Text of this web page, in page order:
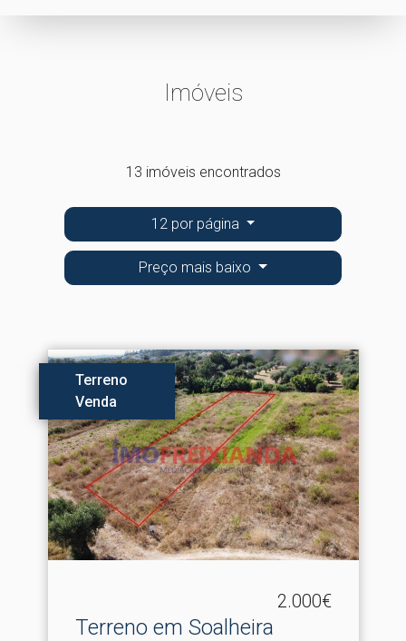
Imóveis
13 imóveis encontrados
12 por página
Preço mais baixo
Terreno
Venda
2.000€
Terreno em Soalheira